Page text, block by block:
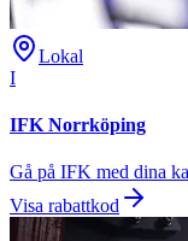
Lokal
I
IFK Norrköping
Gå på IFK med dina
Visa rabattkod